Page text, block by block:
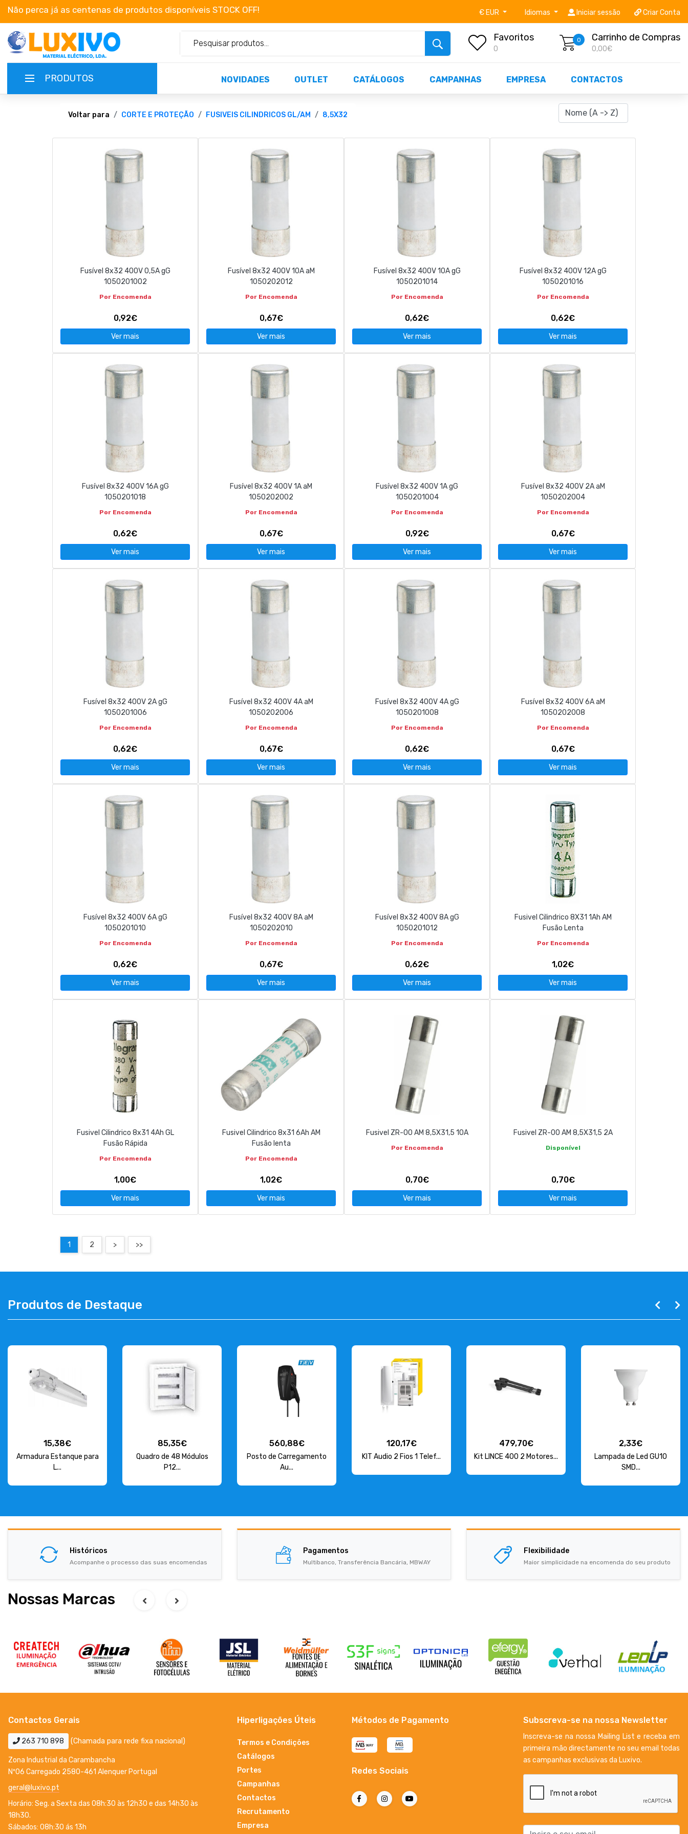
Não perca já as centenas de produtos disponíveis STOCK OFF! Não perca já as centenas de produtos disponíveis STOCK OFF! Não perca já as centenas de
€ EUR Idiomas Iniciar sessão Criar Conta
Favoritos
0
0 Carrinho de Compras
0,00€
PRODUTOS NOVIDADES OUTLET CATÁLOGOS CAMPANHAS EMPRESA CONTACTOS
TERMOS E CONDIÇÕES
geral@luxivo.pt
Voltar para CORTE E PROTEÇÃO FUSIVEIS CILINDRICOS GL/AM 8,5X32
Fusível 8x32 400V 0,5A gG
1050201002
Por Encomenda
0,92€
Ver mais
Fusível 8x32 400V 10A aM
1050202012
Por Encomenda
0,67€
Ver mais
Fusível 8x32 400V 10A gG
1050201014
Por Encomenda
0,62€
Ver mais
Fusível 8x32 400V 12A gG
1050201016
Por Encomenda
0,62€
Ver mais
Fusível 8x32 400V 16A gG
1050201018
Por Encomenda
0,62€
Ver mais
Fusível 8x32 400V 1A aM
1050202002
Por Encomenda
0,67€
Ver mais
Fusível 8x32 400V 1A gG
1050201004
Por Encomenda
0,92€
Ver mais
Fusível 8x32 400V 2A aM
1050202004
Por Encomenda
0,67€
Ver mais
Fusível 8x32 400V 2A gG
1050201006
Por Encomenda
0,62€
Ver mais
Fusível 8x32 400V 4A aM
1050202006
Por Encomenda
0,67€
Ver mais
Fusível 8x32 400V 4A gG
1050201008
Por Encomenda
0,62€
Ver mais
Fusível 8x32 400V 6A aM
1050202008
Por Encomenda
0,67€
Ver mais
Fusível 8x32 400V 6A gG
1050201010
Por Encomenda
0,62€
Ver mais
Fusível 8x32 400V 8A aM
1050202010
Por Encomenda
0,67€
Ver mais
Fusível 8x32 400V 8A gG
1050201012
Por Encomenda
0,62€
Ver mais
Fusivel Cilindrico 8X31 1Ah AM
Fusão Lenta
Por Encomenda
1,02€
Ver mais
Fusivel Cilindrico 8x31 4Ah GL
Fusão Rápida
Por Encomenda
1,00€
Ver mais
Fusivel Cilindrico 8x31 6Ah AM
Fusão lenta
Por Encomenda
1,02€
Ver mais
Fusivel ZR-00 AM 8,5X31,5 10A
Por Encomenda
0,70€
Ver mais
Fusivel ZR-00 AM 8,5X31,5 2A
Disponível
0,70€
Ver mais
1 2 > >>
Produtos de Destaque
15,38€
Armadura Estanque para
L...
85,35€
Quadro de 48 Módulos
P12...
560,88€
Posto de Carregamento
Au...
120,17€
KIT Audio 2 Fios 1 Telef...
479,70€
Kit LINCE 400 2 Motores...
2,33€
Lampada de Led GU10
SMD...
Históricos
Acompanhe o processo das suas encomendas
Pagamentos
Multibanco, Transferência Bancária, MBWAY
Flexibilidade
Maior simplicidade na encomenda do seu produto
Nossas Marcas
Contactos Gerais
263 710 898 (Chamada para rede fixa nacional)
Zona Industrial da Carambancha
Nº06 Carregado 2580-461 Alenquer Portugal
geral@luxivo.pt
Horário: Seg. a Sexta das 08h:30 às 12h30 e das 14h30 às
18h30.
Sábados: 08h:30 ás 13h
Hiperligações Úteis
Termos e Condições
Catálogos
Portes
Campanhas
Contactos
Recrutamento
Empresa
Métodos de Pagamento
Redes Sociais
Subscreva-se na nossa Newsletter
Inscreva-se na nossa Mailing List e receba em
primeira mão directamente no seu email todas
as campanhas exclusivas da Luxivo.